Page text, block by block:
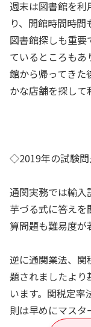
週末は図書館を
り、開館時間時
図書館探しも重
ているところも
館から帰ってき
かな店舗を探して
◇2019年の試験
通関実務では輸入
芋づる式に答え
算問題も難易度が
逆に通関業法、関
題されましたより
います。関税定
則は早めにマスタ